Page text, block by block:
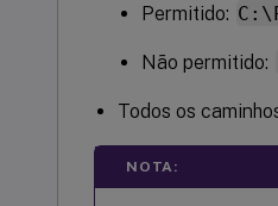
Permitido:
Não permitido:
Todos os
NOTA: